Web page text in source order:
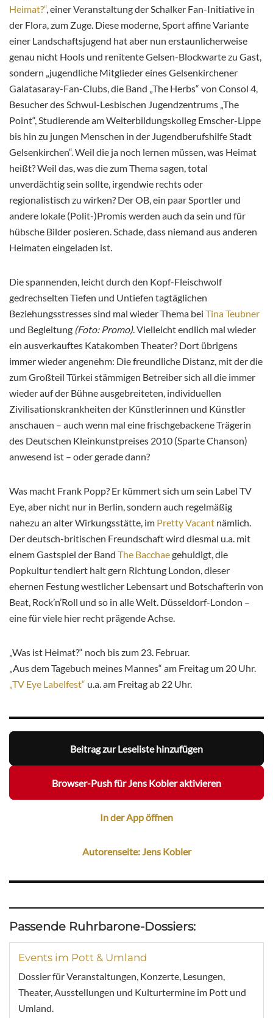
Heimat?“, einer Veranstaltung der Schalker Fan-Initiative in
der Flora, zum Zuge. Diese moderne, Sport affine Variante
einer Landschaftsjugend hat aber nun erstaunlicherweise
genau nicht Hools und renitente Gelsen-Blockwarte zu Gast,
sondern „jugendliche Mitglieder eines Gelsenkirchener
Galatasaray-Fan-Clubs, die Band „The Herbs“ von Consol 4,
Besucher des Schwul-Lesbischen Jugendzentrums „The
Point“, Studierende am Weiterbildungskolleg Emscher-Lippe
bis hin zu jungen Menschen in der Jugendberufshilfe Stadt
Gelsenkirchen“. Weil die ja noch lernen müssen, was Heimat
heißt? Weil das, was die zum Thema sagen, total
unverdächtig sein sollte, irgendwie rechts oder
regionalistisch zu wirken? Der OB, ein paar Sportler und
andere lokale (Polit-)Promis werden auch da sein und für
hübsche Bilder posieren. Schade, dass niemand aus anderen
Heimaten eingeladen ist.
Die spannenden, leicht durch den Kopf-Fleischwolf
gedrechselten Tiefen und Untiefen tagtäglichen
Beziehungsstresses sind mal wieder Thema bei Tina Teubner
und Begleitung (Foto: Promo). Vielleicht endlich mal wieder
ein ausverkauftes Katakomben Theater? Dort übrigens
immer wieder angenehm: Die freundliche Distanz, mit der die
zum Großteil Türkei stämmigen Betreiber sich all die immer
wieder auf der Bühne ausgebreiteten, individuellen
Zivilisationskrankheiten der Künstlerinnen und Künstler
anschauen – auch wenn mal eine frischgebackene Trägerin
des Deutschen Kleinkunstpreises 2010 (Sparte Chanson)
anwesend ist – oder gerade dann?
Was macht Frank Popp? Er kümmert sich um sein Label TV
Eye, aber nicht nur in Berlin, sondern auch regelmäßig
nahezu an alter Wirkungsstätte, im Pretty Vacant nämlich.
Der deutsch-britischen Freundschaft wird diesmal u.a. mit
einem Gastspiel der Band The Bacchaegehuldigt, die
Popkultur tendiert halt gern Richtung London, dieser
ehernen Festung westlicher Lebensart und Botschafterin von
Beat, Rock’n’Roll und so in alle Welt. Düsseldorf-London –
eine für viele hier recht prägende Achse.
„Was ist Heimat?“ noch bis zum 23. Februar.
„Aus dem Tagebuch meines Mannes“ am Freitag um 20 Uhr.
„TV Eye Labelfest“ u.a. am Freitag ab 22 Uhr.
Beitrag zur Leseliste hinzufügen
Browser-Push für Jens Kobler aktivieren
In der App öffnen
Autorenseite: Jens Kobler
Passende Ruhrbarone-Dossiers:
Events im Pott & Umland
Dossier für Veranstaltungen, Konzerte, Lesungen,
Theater, Ausstellungen und Kulturtermine im Pott und
Umland.